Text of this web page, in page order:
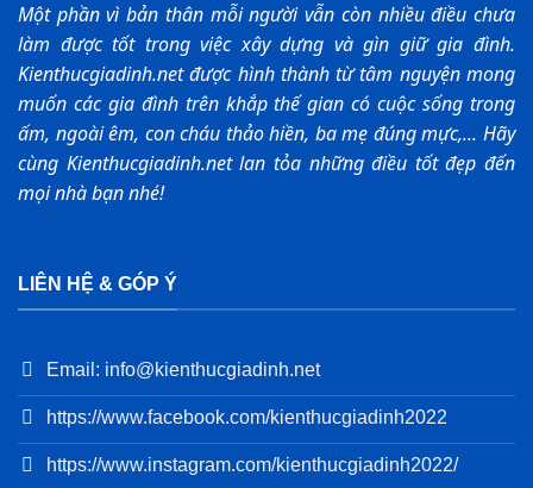
Một phần vì bản thân mỗi người vẫn còn nhiều điều chưa
làm được tốt trong việc xây dựng và gìn giữ gia đình.
Kienthucgiadinh.net được hình thành từ tâm nguyện mong
muốn các gia đình trên khắp thế gian có cuộc sống trong
ấm, ngoài êm, con cháu thảo hiền, ba mẹ đúng mực,... Hãy
cùng Kienthucgiadinh.net lan tỏa những điều tốt đẹp đến
mọi nhà bạn nhé!
LIÊN HỆ & GÓP Ý
Email: info@kienthucgiadinh.net
https://www.facebook.com/kienthucgiadinh2022
https://www.instagram.com/kienthucgiadinh2022/